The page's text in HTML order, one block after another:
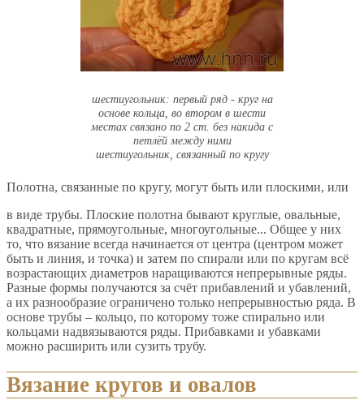
шестиугольник: первый ряд - круг на
основе кольца, во втором в шести
местах связано по 2 ст. без накида с
петлёй между ними
шестиугольник, связанный по кругу
Полотна, связанные по кругу, могут быть или плоскими, или
в виде трубы. Плоские полотна бывают круглые, овальные,
квадратные, прямоугольные, многоугольные... Общее у них
то, что вязание всегда начинается от центра (центром может
быть и линия, и точка) и затем по спирали или по кругам всё
возрастающих диаметров наращиваются непрерывные ряды.
Разные формы получаются за счёт прибавлений и убавлений,
а их разнообразие ограничено только непрерывностью ряда. В
основе трубы – кольцо, по которому тоже спирально или
кольцами надвязываются ряды. Прибавками и убавками
можно расширить или сузить трубу.
Вязание кругов и овалов